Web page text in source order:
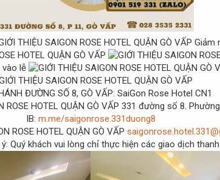
Giảm
lễ
ĐƯỜNG SỐ 8, GÒ VẤP: SaiGon Rose Hotel CN1
331 đường số 8.
IB: m.me/saigonrose.331duong8
Quý khách vui lòng chỉ thực hiện các giao dịch